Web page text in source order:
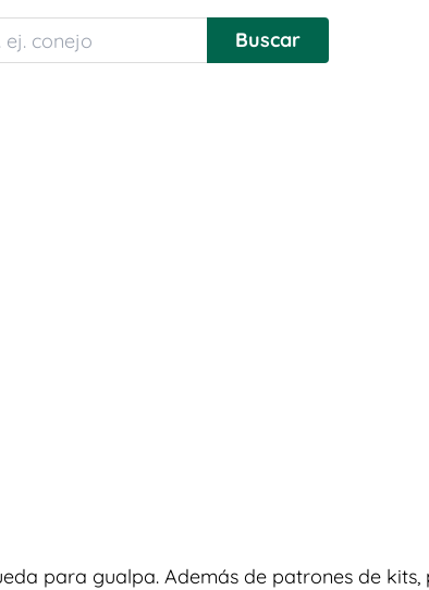
para gualpa. Además de patrones de